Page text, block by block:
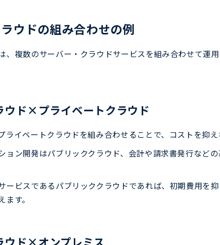
ウドの組み合わせの例
、複数のサーバー・クラウドサービスを組み合わせて運
ド×プライベートクラウド
ライベートクラウドを組み合わせることで、コストを抑
ョン開発はパブリッククラウド、会計や請求書発行など
ービスであるパブリッククラウドであれば、初期費用を
す。
ド×オンプレミス